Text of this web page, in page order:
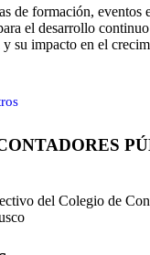
de formación, eventos
el desarrollo
su impacto en el